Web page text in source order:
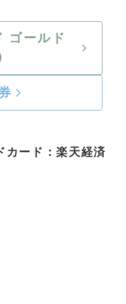
ゴールド
カード：楽天経済